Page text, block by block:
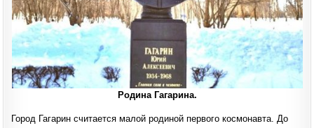
Родина Гагарина.
Город Гагарин считается малой родиной первого космонавта. До